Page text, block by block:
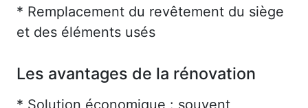
* Remplacement du revêtement du siège
et des éléments usés
Les avantages de la rénovation
* Solution économique : souvent